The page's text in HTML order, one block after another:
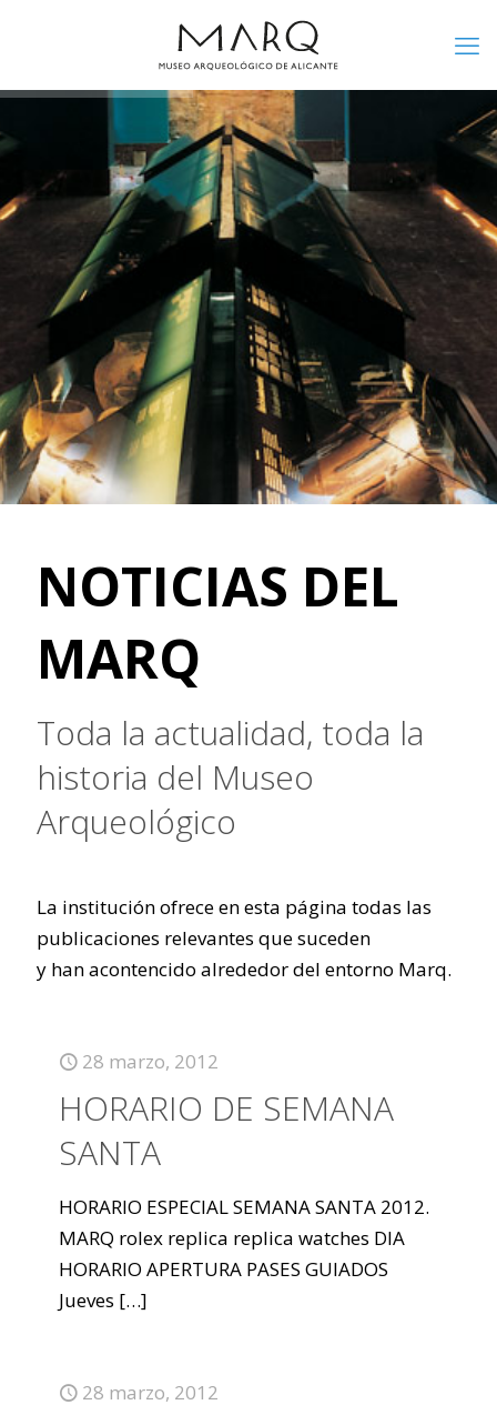
NOTICIAS DEL
MARQ
Toda la actualidad, toda la
historia del Museo
Arqueológico
La institución ofrece en esta página todas las
publicaciones relevantes que suceden
y han acontencido alrededor del entorno Marq.
28 marzo, 2012
HORARIO DE SEMANA
SANTA
HORARIO ESPECIAL SEMANA SANTA 2012.
MARQ rolex replica replica watches DIA
HORARIO APERTURA PASES GUIADOS
Jueves […]
28 marzo, 2012